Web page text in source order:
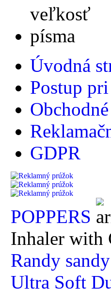
Úvodná
Postup
GDPR
POPPERS
Inhaler with
Randy
Ultra Soft